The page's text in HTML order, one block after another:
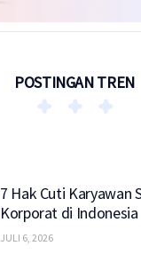
POSTINGAN TREN
7 Hak Cuti Karyawan
Korporat di Indonesia
JULI 6, 2026